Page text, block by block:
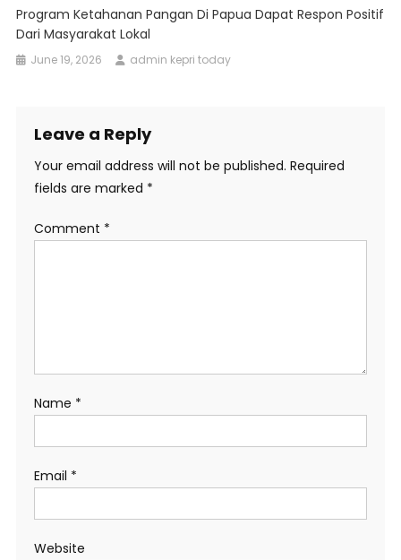
Program Ketahanan Pangan Di Papua Dapat Respon Positif
Dari Masyarakat Lokal
June 19, 2026 admin kepri today
Leave a Reply
Your email address will not be published. Required
fields are marked *
Comment *
Name *
Email *
Website